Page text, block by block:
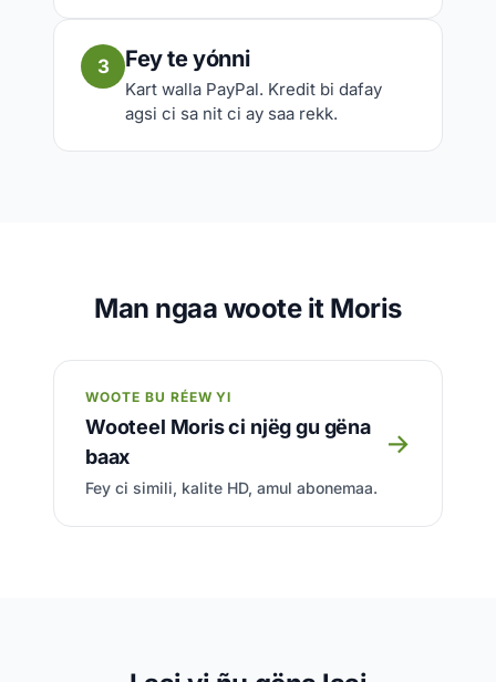
3 Fey te yónni
Kart walla PayPal. Kredit bi dafay
agsi ci sa nit ci ay saa rekk.
Man ngaa woote it Moris
WOOTE BU RÉEW YI
Wooteel Moris ci njëg gu gëna
baax
Fey ci simili, kalite HD, amul abonemaa.
→